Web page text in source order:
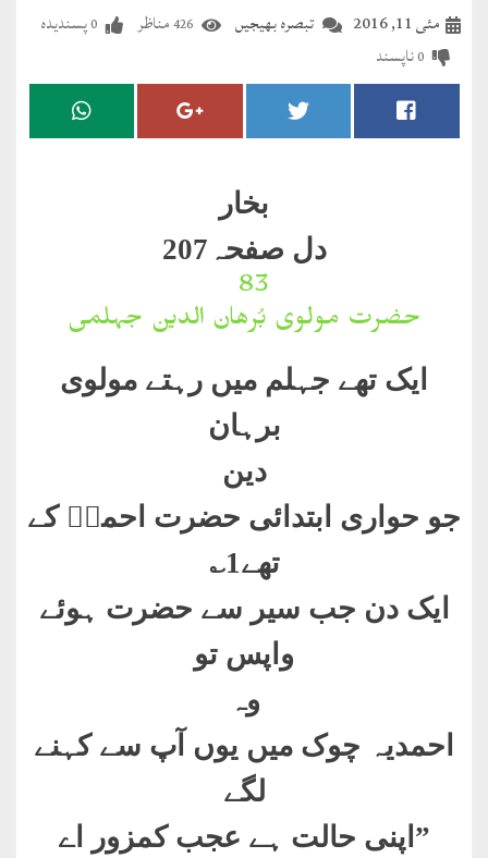
مضطرؔ
دستِ
تبصرہ بھیجیں مئی 11, 2016 426مناظر 0پسندیدہ
0ناپسند
بخار
دل صفحہ207
83۔
حضرت مولوی بُرھان الدین جہلمی
ایک تھے جہلم میں رہتے مولوی
برہان
دین
جو حواری ابتدائی حضرت احمدؑ کے
تھے1؎
ایک دن جب سیر سے حضرت ہوئے
واپس تو
وہ
احمدیہ چوک میں یوں آپ سے کہنے
لگے
” اپنی حالت ہے عجب کمزور اے